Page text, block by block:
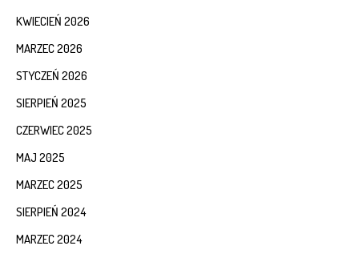
KWIECIEŃ 2026
MARZEC 2026
STYCZEŃ 2026
SIERPIEŃ 2025
CZERWIEC 2025
MAJ 2025
MARZEC 2025
SIERPIEŃ 2024
MARZEC 2024